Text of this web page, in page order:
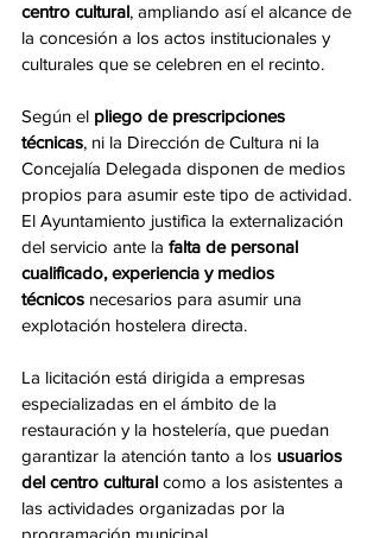
centro cultural, ampliando así el alcance de
la concesión a los actos institucionales y
culturales que se celebren en el recinto.
Según el pliego de prescripciones
técnicas, ni la Dirección de Cultura ni la
Concejalía Delegada disponen de medios
propios para asumir este tipo de actividad.
El Ayuntamiento justifica la externalización
del servicio ante la falta de personal
cualificado, experiencia y medios
técnicos necesarios para asumir una
explotación hostelera directa.
La licitación está dirigida a empresas
especializadas en el ámbito de la
restauración y la hostelería, que puedan
garantizar la atención tanto a los usuarios
del centro cultural como a los asistentes a
las actividades organizadas por la